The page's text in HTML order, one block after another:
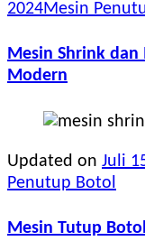
2024Mesin
Mesin Shrink
Modern
Updated on Juli
Penutup Botol
Mesin Tutup